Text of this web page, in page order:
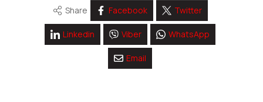
Share Facebook Twitter
Linkedin Viber WhatsApp
Email